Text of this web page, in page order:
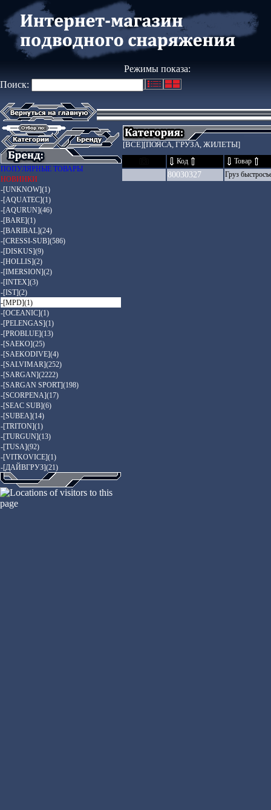
Режимы показа:
Поиск:
ПОПУЛЯРНЫЕ ТОВАРЫ
НОВИНКИ
-[UNKNOW](1)
-[AQUATEC](1)
-[AQURUN](46)
-[BARE](1)
-[BARIBAL](24)
-[CRESSI-SUB](586)
-[DISKUS](9)
-[HOLLIS](2)
-[IMERSION](2)
-[INTEX](3)
-[IST](2)
-[MPD](1)
-[OCEANIC](1)
-[PELENGAS](1)
-[PROBLUE](13)
-[SAEKO](25)
-[SAEKODIVE](4)
-[SALVIMAR](252)
-[SARGAN](2222)
-[SARGAN SPORT](198)
-[SCORPENA](17)
-[SEAC SUB](6)
-[SUBEA](14)
-[TRITON](1)
-[TURGUN](13)
-[TUSA](92)
-[VITKOVICE](1)
-[ДАЙВГРУЗ](21)
[ВСЕ] [ПОЯСА, ГРУЗА, ЖИЛЕТЫ]
Код Товар
80030327 Груз